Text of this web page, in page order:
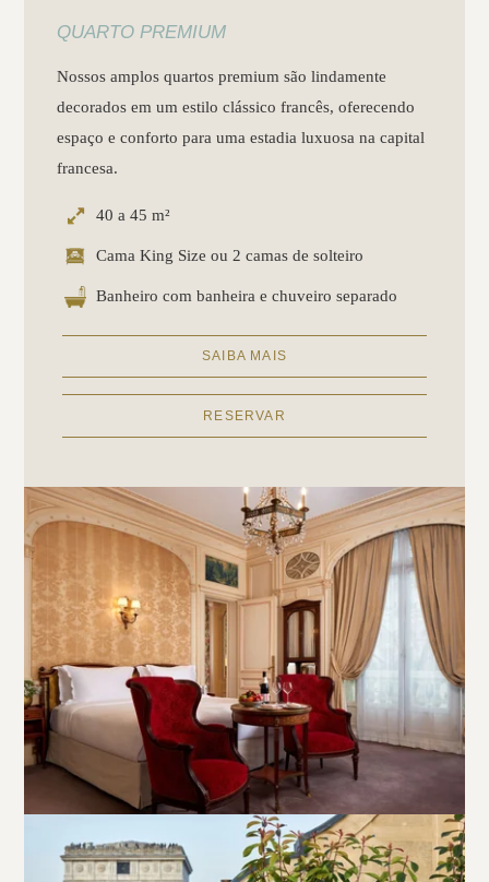
QUARTO PREMIUM
Nossos amplos quartos premium são lindamente
decorados em um estilo clássico francês, oferecendo
espaço e conforto para uma estadia luxuosa na capital
francesa.
40 a 45 m²
Cama King Size ou 2 camas de solteiro
Banheiro com banheira e chuveiro separado
SAIBA MAIS
RESERVAR